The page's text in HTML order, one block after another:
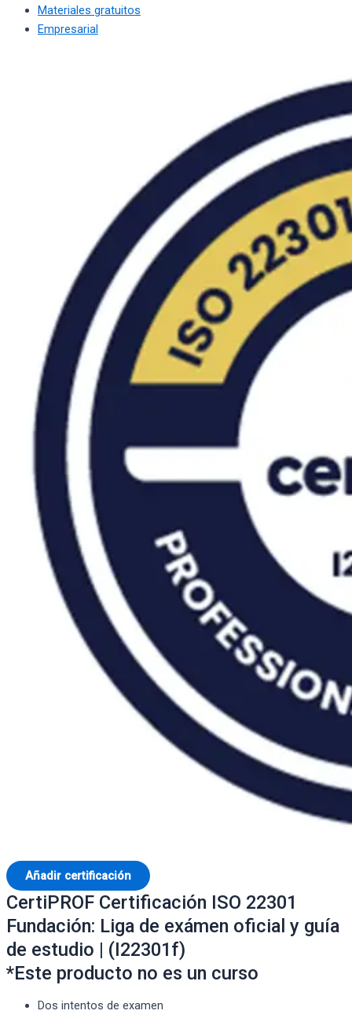
Materiales gratuitos
Empresarial
Añadir certificación
CertiPROF Certificación ISO 22301
Fundación: Liga de exámen oficial y guía
de estudio | (I22301f)
*Este producto no es un curso
Dos intentos de examen